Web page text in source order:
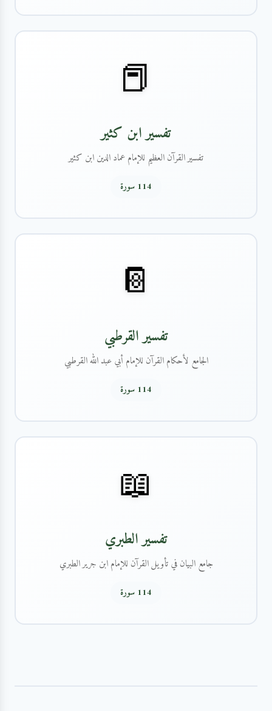
📕
تفسير ابن كثير
تفسير القرآن العظيم للإمام عماد الدين ابن كثير
114 سورة
📔
تفسير القرطبي
الجامع لأحكام القرآن للإمام أبي عبد الله القرطبي
114 سورة
📖
تفسير الطبري
جامع البيان في تأويل القرآن للإمام ابن جرير الطبري
114 سورة